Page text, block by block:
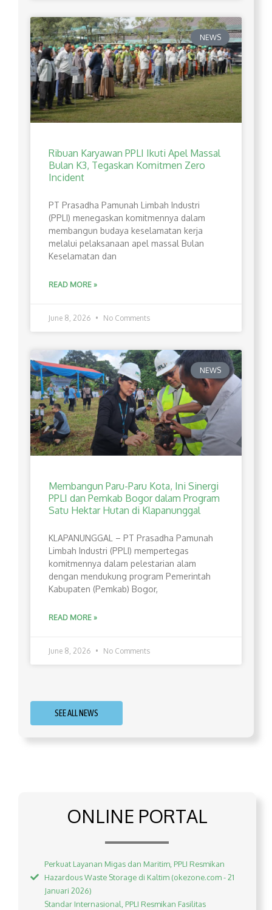
NEWS
Ribuan Karyawan PPLI Ikuti Apel Massal
Bulan K3, Tegaskan Komitmen Zero
Incident
PT Prasadha Pamunah Limbah Industri
(PPLI) menegaskan komitmennya dalam
membangun budaya keselamatan kerja
melalui pelaksanaan apel massal Bulan
Keselamatan dan
READ MORE »
June 8, 2026 No Comments
NEWS
Membangun Paru-Paru Kota, Ini Sinergi
PPLI dan Pemkab Bogor dalam Program
Satu Hektar Hutan di Klapanunggal
​KLAPANUNGGAL – PT Prasadha Pamunah
Limbah Industri (PPLI) mempertegas
komitmennya dalam pelestarian alam
dengan mendukung program Pemerintah
Kabupaten (Pemkab) Bogor,
READ MORE »
June 8, 2026 No Comments
SEE ALL NEWS
ONLINE PORTAL
Perkuat Layanan Migas dan Maritim, PPLI Resmikan
Hazardous Waste Storage di Kaltim (okezone.com - 21
Januari 2026)
Standar Internasional, PPLI Resmikan Fasilitas